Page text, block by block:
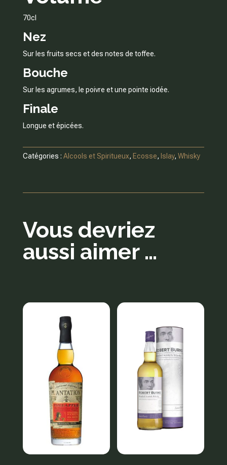
70cl
Nez
Sur les fruits secs et des notes de toffee.
Bouche
Sur les agrumes, le poivre et une pointe iodée.
Finale
Longue et épicées.
Catégories : Alcools et Spiritueux, Ecosse, Islay, Whisky
Vous devriez
aussi aimer …